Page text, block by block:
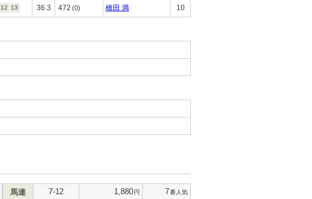
12 13 36.3 472 (0) 橋田 満 10
馬連 7-12 1,880円 7番人気